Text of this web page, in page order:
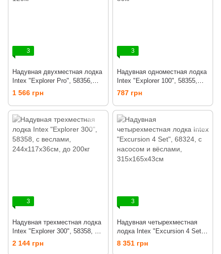
3
Надувная двухместная лодка
Intex "Explorer Pro", 58356,
196х102х33см, до 120кг
1 566 грн
3
Надувная одноместная лодка
Intex "Explorer 100", 58355,
160х94х29см, до 80кг
787 грн
3
Надувная трехместная лодка
Intex "Explorer 300", 58358, с
веслами, 244х117х36см, до
2 144 грн
3
Надувная четырехместная
лодка Intex "Excursion 4 Set",
68324, с насосом и вёслами,
315х165х43см
8 351 грн